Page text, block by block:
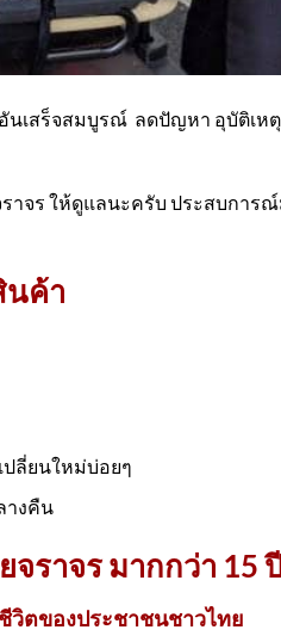
นเสร็จสมบูรณ์ ลดปัญหา อุบัติเห
จร ให้ดูแลนะครับ ประสบการณ์
นค้า
ปลี่ยนใหม่บ่อยๆ
างคืน
จราจร มากกว่า 15
วิตของประชาชนชาวไทย